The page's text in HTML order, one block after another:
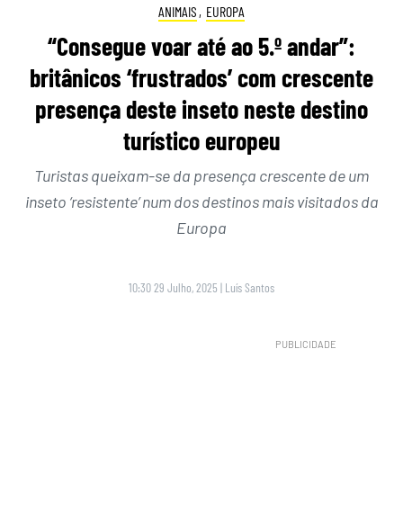
ANIMAIS , EUROPA
“Consegue voar até ao 5.º andar”:
britânicos ‘frustrados’ com crescente
presença deste inseto neste destino
turístico europeu
Turistas queixam-se da presença crescente de um
inseto ‘resistente’ num dos destinos mais visitados da
Europa
10:30 29 Julho, 2025 | Luís Santos